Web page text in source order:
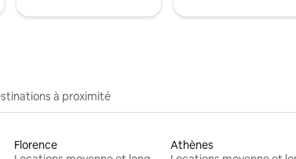
à proximité
Florence
Athènes